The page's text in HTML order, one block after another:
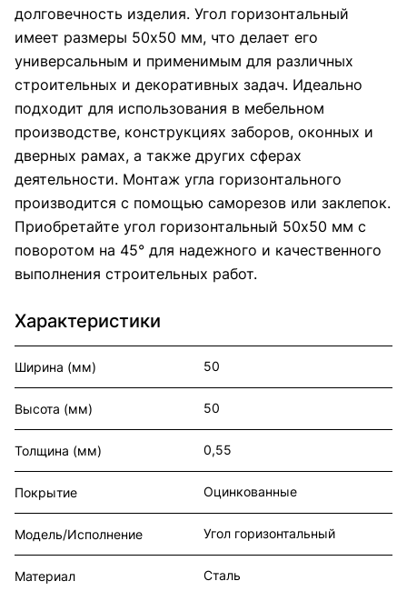
долговечность изделия. Угол горизонтальный
имеет размеры 50x50 мм, что делает его
универсальным и применимым для различных
строительных и декоративных задач. Идеально
подходит для использования в мебельном
производстве, конструкциях заборов, оконных и
дверных рамах, а также других сферах
деятельности. Монтаж угла горизонтального
производится с помощью саморезов или заклепок.
Приобретайте угол горизонтальный 50x50 мм с
поворотом на 45° для надежного и качественного
выполнения строительных работ.
Характеристики
Ширина (мм) 50
Высота (мм) 50
Толщина (мм) 0,55
Покрытие Оцинкованные
Модель/Исполнение Угол горизонтальный
Материал Сталь